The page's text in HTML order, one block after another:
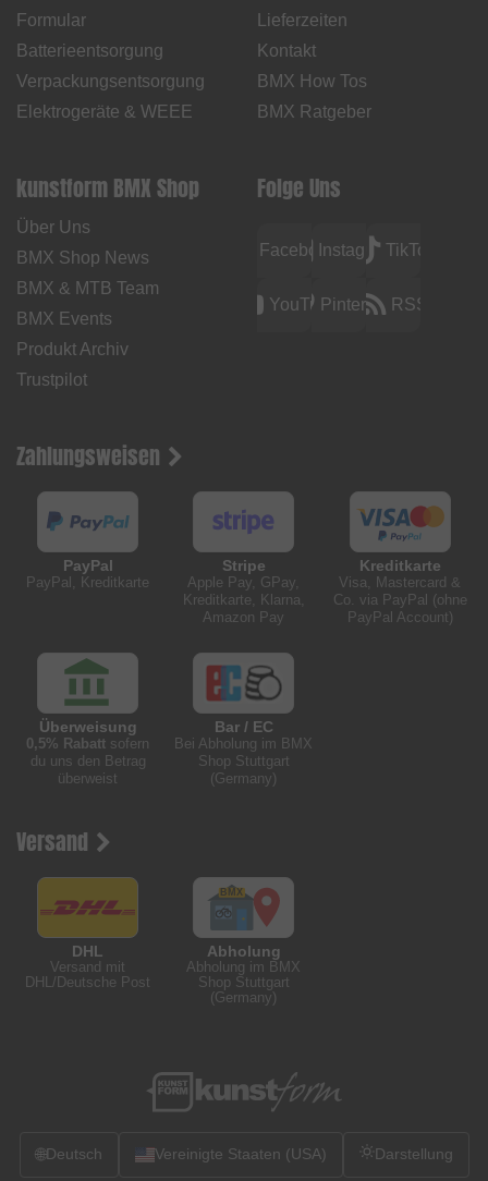
Formular
Batterieentsorgung
Verpackungsentsorgung
Elektrogeräte & WEEE
Lieferzeiten
Kontakt
BMX How Tos
BMX Ratgeber
kunstform BMX Shop
Über Uns
BMX Shop News
BMX & MTB Team
BMX Events
Produkt Archiv
Trustpilot
Folge Uns
FacebookInstagramTikTok
YouTubePinterest RSS
Zahlungsweisen
PayPal
PayPal, Kreditkarte
Stripe
Apple Pay, GPay,
Kreditkarte, Klarna,
Amazon Pay
Kreditkarte
Visa, Mastercard &
Co. via PayPal (ohne
PayPal Account)
Überweisung
0,5% Rabatt sofern
du uns den Betrag
überweist
Bar / EC
Bei Abholung im BMX
Shop Stuttgart
(Germany)
Versand
DHL
Versand mit
DHL/Deutsche Post
Abholung
Abholung im BMX
Shop Stuttgart
(Germany)
🌐Deutsch Vereinigte Staaten (USA) Darstellung